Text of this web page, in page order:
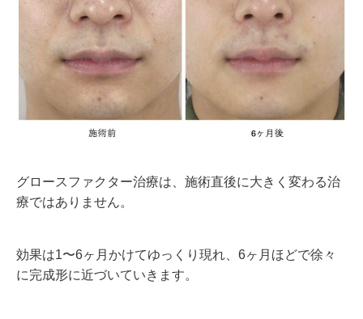
グロースファクター治療は、施術直後に大きく変わる治
療ではありません。
効果は1〜6ヶ月かけてゆっくり現れ、6ヶ月ほどで徐々
に完成形に近づいていきます。